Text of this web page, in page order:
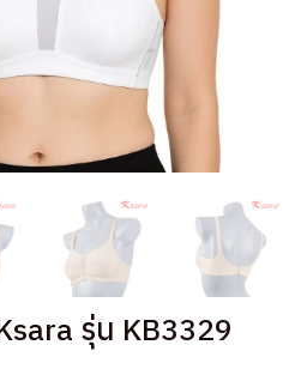
รุ่น KB3329